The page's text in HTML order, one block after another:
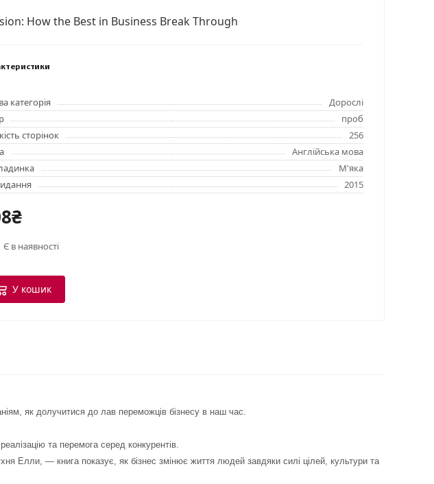
How the Best in Business Break Through
категорія
Дорослі
проб
сторінок
256
Англійська мова
М'яка
2015
Є в наявності
У кошик
як долучитися до лав переможців бізнесу в наш час.
та перемога серед конкурентів.
Елли, — книга показує, як бізнес змінює життя людей завдяки силі цілей, культури та